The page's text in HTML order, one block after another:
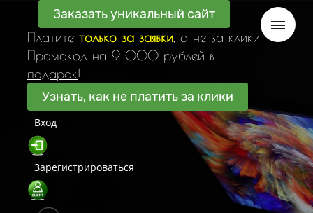
Заказать уникальный сайт
Платите только за заявки , а не за клики
Промокод на 9 000 рублей в
подарок!
Узнать, как не платить за клики
Вход
Зарегистрироваться